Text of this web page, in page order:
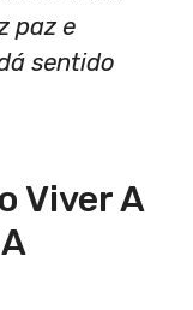
paz e
sentido
Viver A